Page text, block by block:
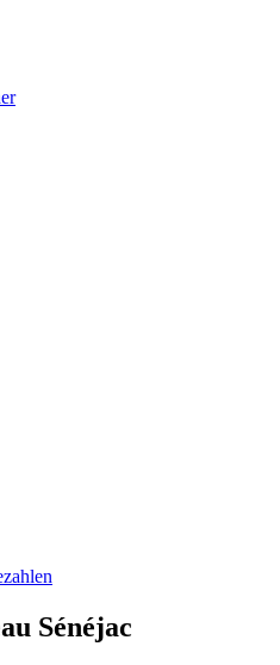
Sénéjac